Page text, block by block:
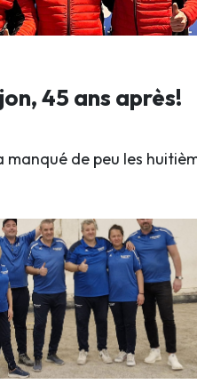
45 ans après!
manqué de peu les